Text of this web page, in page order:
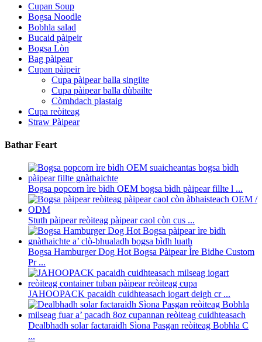
Cupan Soup
Bogsa Noodle
Bobhla salad
Bucaid pàipeir
Bogsa Lòn
Bag pàipear
Cupan pàipeir
Cupa pàipear balla singilte
Cupa pàipear balla dùbailte
Còmhdach plastaig
Cupa reòiteag
Straw Pàipear
Bathar Feart
Bogsa popcorn ìre bìdh OEM bogsa bìdh pàipear fillte l ...
Stuth pàipear reòiteag pàipear caol còn cus ...
Bogsa Hamburger Dog Hot Bogsa Pàipear Ìre Bidhe Custom
Pr ...
JAHOOPACK pacaidh cuidhteasach iogart deigh cr ...
Dealbhadh solar factaraidh Sìona Pasgan reòiteag Bobhla C
...